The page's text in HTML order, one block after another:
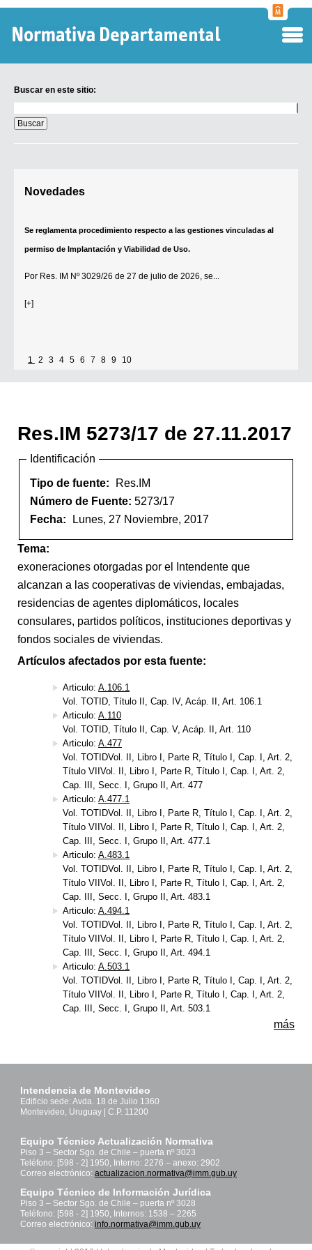
Buscar en este sitio:
en
este
sitio:
Novedades
Se reglamenta procedimiento respecto a las gestiones vinculadas al
permiso de Implantación y Viabilidad de Uso.
Por Res. IM Nº 3029/26 de 27 de julio de 2026, se...
[+]
1 2 3 4 5 6 7 8 9 10
Res.IM 5273/17 de 27.11.2017
Identificación
Tipo de fuente:
Res.IM
Número de Fuente: 5273/17
Fecha:
Lunes, 27 Noviembre, 2017
Tema:
exoneraciones otorgadas por el Intendente que
alcanzan a las cooperativas de viviendas, embajadas,
residencias de agentes diplomáticos, locales
consulares, partidos políticos, instituciones deportivas y
fondos sociales de viviendas.
Artículos afectados por esta fuente:
Articulo: A.106.1
Vol. TOTID, Título II, Cap. IV, Acáp. II, Art. 106.1
Articulo: A.110
Vol. TOTID, Título II, Cap. V, Acáp. II, Art. 110
Articulo: A.477
Vol. TOTIDVol. II, Libro I, Parte R, Título I, Cap. I, Art. 2,
Título VIIVol. II, Libro I, Parte R, Título I, Cap. I, Art. 2,
Cap. III, Secc. I, Grupo II, Art. 477
Articulo: A.477.1
Vol. TOTIDVol. II, Libro I, Parte R, Título I, Cap. I, Art. 2,
Título VIIVol. II, Libro I, Parte R, Título I, Cap. I, Art. 2,
Cap. III, Secc. I, Grupo II, Art. 477.1
Articulo: A.483.1
Vol. TOTIDVol. II, Libro I, Parte R, Título I, Cap. I, Art. 2,
Título VIIVol. II, Libro I, Parte R, Título I, Cap. I, Art. 2,
Cap. III, Secc. I, Grupo II, Art. 483.1
Articulo: A.494.1
Vol. TOTIDVol. II, Libro I, Parte R, Título I, Cap. I, Art. 2,
Título VIIVol. II, Libro I, Parte R, Título I, Cap. I, Art. 2,
Cap. III, Secc. I, Grupo II, Art. 494.1
Articulo: A.503.1
Vol. TOTIDVol. II, Libro I, Parte R, Título I, Cap. I, Art. 2,
Título VIIVol. II, Libro I, Parte R, Título I, Cap. I, Art. 2,
Cap. III, Secc. I, Grupo II, Art. 503.1
más
Intendencia de Montevideo
Edificio sede: Avda. 18 de Julio 1360
Montevideo, Uruguay | C.P. 11200
Equipo Técnico Actualización Normativa
Piso 3 – Sector Sgo. de Chile – puerta nº 3023
Teléfono: [598 - 2] 1950, Interno: 2276 – anexo: 2902
Correo electrónico: actualizacion.normativa@imm.gub.uy
Equipo Técnico de Información Jurídica
Piso 3 – Sector Sgo. de Chile – puerta nº 3028
Teléfono: [598 - 2] 1950, Internos: 1538 – 2265
Correo electrónico: info.normativa@imm.gub.uy